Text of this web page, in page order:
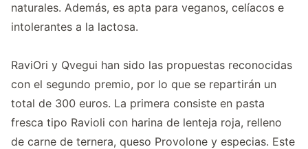
naturales. Además, es apta para veganos, celíacos e
intolerantes a la lactosa.
RaviOri y Qvegui han sido las propuestas reconocidas
con el segundo premio, por lo que se repartirán un
total de 300 euros. La primera consiste en pasta
fresca tipo Ravioli con harina de lenteja roja, relleno
de carne de ternera, queso Provolone y especias. Este